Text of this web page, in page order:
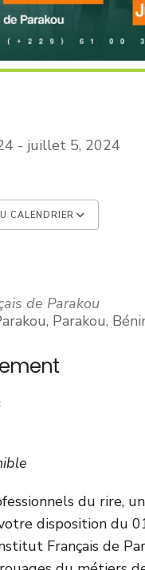
- juillet 5, 2024
CALENDRIER
de Parakou
Parakou,
du rire,
disposition du
Français de